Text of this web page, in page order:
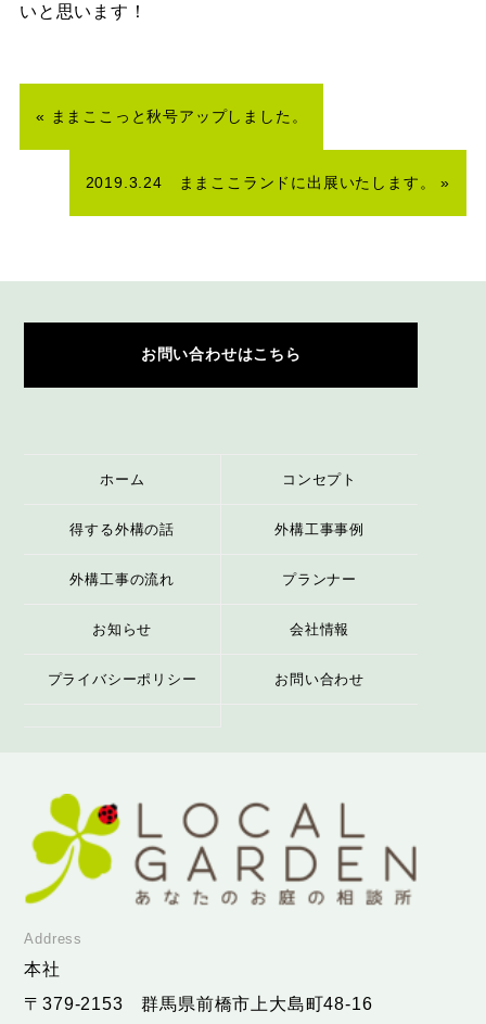
いと思います！
« ままここっと秋号アップしました。
2019.3.24 ままここランドに出展いたします。 »
お問い合わせはこちら
ホーム コンセプト
得する外構の話 外構工事事例
外構工事の流れ プランナー
お知らせ 会社情報
プライバシーポリシー お問い合わせ
Address
本社
〒379-2153群馬県前橋市上大島町48-16